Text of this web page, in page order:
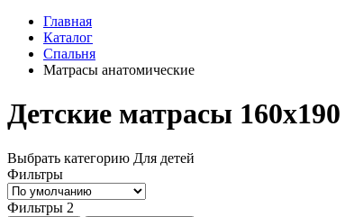
Главная
Каталог
Спальня
Матрасы анатомические
Детские матрасы 160х190
Выбрать категорию Для детей
Фильтры
Фильтры 2